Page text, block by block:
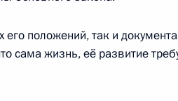
положений, так и документа
сама жизнь, её развитие